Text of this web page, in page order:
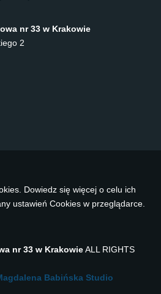
nr 33 w Krakowie
2
Dowiedz się więcej o celu ich
ustawień Cookies w przeglądarce.
nr 33 w KrakowieALL RIGHTS
Babińska Studio